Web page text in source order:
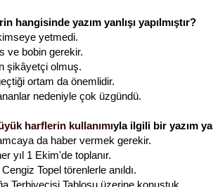
hangisinde yazım yanlışı yapılmıştır?
yetmedi.
ve bobin gerekir.
şikâyetçi olmuş.
ortam da önemlidir.
nedeniyle çok üzgündü.
harflerin kullanımıyla ilgili bir yazım
da haber vermek gerekir.
yıl 1 Ekim'de toplanır.
Topel törenlerle anıldı.
Terbiyecisi Tablosu üzerine konuştuk.